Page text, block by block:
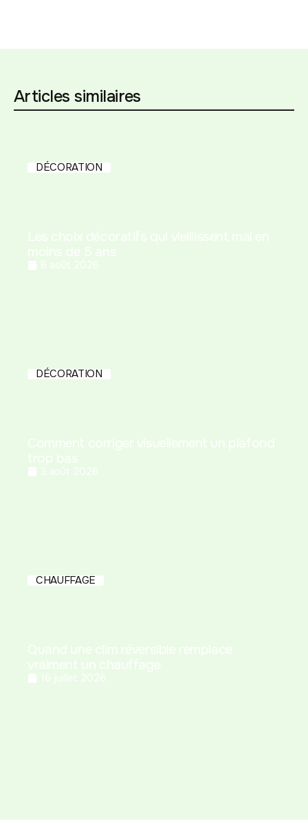
Articles similaires
DÉCORATION
Les choix décoratifs qui vieillissent mal en
moins de 5 ans
6 août 2026
DÉCORATION
Comment corriger visuellement un plafond
trop bas
3 août 2026
CHAUFFAGE
Quand une clim réversible remplace
vraiment un chauffage
16 juillet 2026